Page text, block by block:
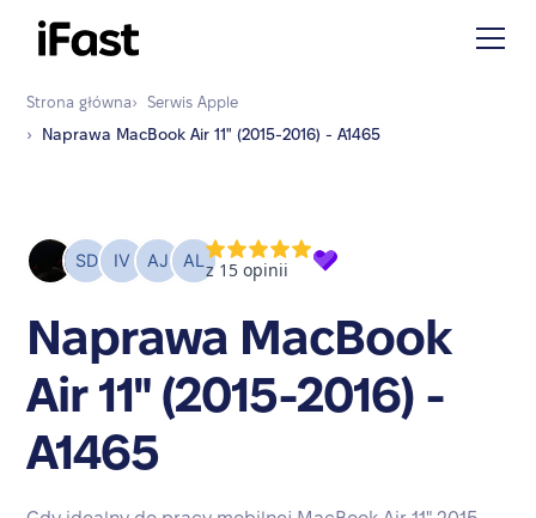
Strona główna› Serwis Apple
›
Naprawa MacBook Air 11" (2015-2016) - A1465
Naprawa MacBook
Air 11" (2015-2016) -
A1465